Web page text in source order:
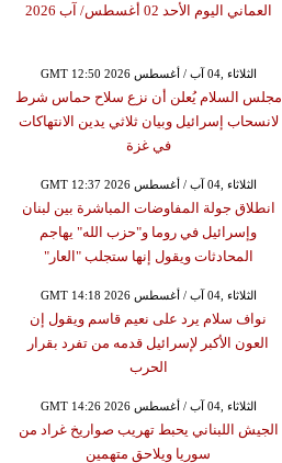
العماني اليوم الأحد 02 أغسطس/ آب 2026
GMT 12:50 2026 الثلاثاء ,04 آب / أغسطس
مجلس السلام يُعلن أن نزع سلاح حماس شرط
لانسحاب إسرائيل وبيان ثلاثي يدين الانتهاكات
في غزة
GMT 12:37 2026 الثلاثاء ,04 آب / أغسطس
انطلاق جولة المفاوضات المباشرة بين لبنان
وإسرائيل في روما و"حزب الله" يهاجم
المحادثات ويقول إنها ستجلب "العار"
GMT 14:18 2026 الثلاثاء ,04 آب / أغسطس
نواف سلام يرد على نعيم قاسم ويقول إن
العون الأكبر لإسرائيل قدمه من تفرد بقرار
الحرب
GMT 14:26 2026 الثلاثاء ,04 آب / أغسطس
الجيش اللبناني يحبط تهريب صواريخ غراد من
سوريا ويلاحق متهمين